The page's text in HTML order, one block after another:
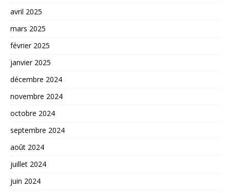
avril 2025
mars 2025
février 2025
janvier 2025
décembre 2024
novembre 2024
octobre 2024
septembre 2024
août 2024
juillet 2024
juin 2024